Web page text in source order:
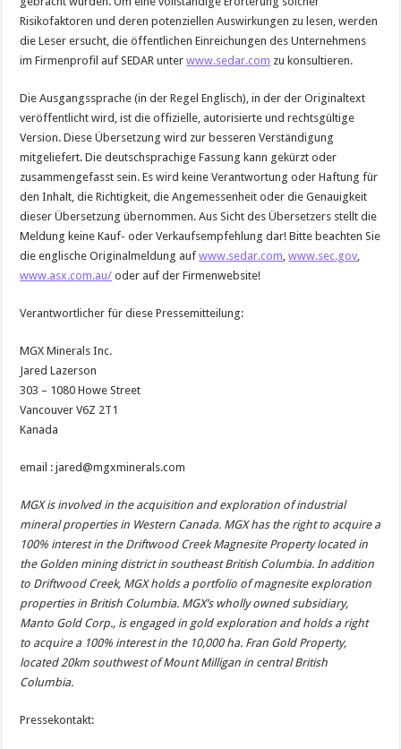
Risikofaktoren und deren potenziellen Auswirkungen zu lesen, werden
die Leser ersucht, die öffentlichen Einreichungen des Unternehmens
im Firmenprofil auf SEDAR unterwww.sedar.com zu konsultieren.
Die Ausgangssprache (in der Regel Englisch), in der der Originaltext
veröffentlicht wird, ist die offizielle, autorisierte und rechtsgültige
Version. Diese Übersetzung wird zur besseren Verständigung
mitgeliefert. Die deutschsprachige Fassung kann gekürzt oder
zusammengefasst sein. Es wird keine Verantwortung oder Haftung für
den Inhalt, die Richtigkeit, die Angemessenheit oder die Genauigkeit
dieser Übersetzung übernommen. Aus Sicht des Übersetzers stellt die
Meldung keine Kauf- oder Verkaufsempfehlung dar! Bitte beachten Sie
die englische Originalmeldung aufwww.sedar.com ,www.sec.gov
www.asx.com.au/ oder auf der Firmenwebsite!
Verantwortlicher für diese Pressemitteilung:
MGX Minerals Inc.
Jared Lazerson
303 – 1080 Howe Street
Vancouver V6Z 2T1
Kanada
email : jared@mgxminerals.com
MGX is involved in the acquisition and exploration of industrial
mineral properties in Western Canada. MGX has the right to acquire a
100% interest in the Driftwood Creek Magnesite Property located in
the Golden mining district in southeast British Columbia. In addition
to Driftwood Creek, MGX holds a portfolio of magnesite exploration
properties in British Columbia. MGX’s wholly owned subsidiary,
Manto Gold Corp., is engaged in gold exploration and holds a right
to acquire a 100% interest in the 10,000 ha. Fran Gold Property,
located 20km southwest of Mount Milligan in central British
Columbia.
Pressekontakt: